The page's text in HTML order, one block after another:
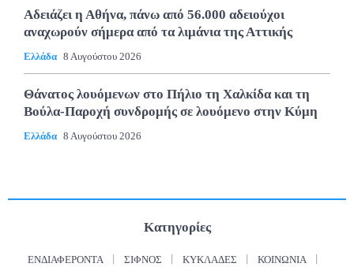
Αδειάζει η Αθήνα, πάνω από 56.000 αδειούχοι
αναχωρούν σήμερα από τα λιμάνια της Αττικής
Ελλάδα 8 Αυγούστου 2026
Θάνατος λουόμενων στο Πήλιο τη Χαλκίδα και τη
Βούλα-Παροχή συνδρομής σε λουόμενο στην Κύμη
Ελλάδα 8 Αυγούστου 2026
Κατηγορίες
ΕΝΔΙΑΦΈΡΟΝΤΑ ΣΊΦΝΟΣ ΚΥΚΛΆΔΕΣ ΚΟΙΝΩΝΊΑ